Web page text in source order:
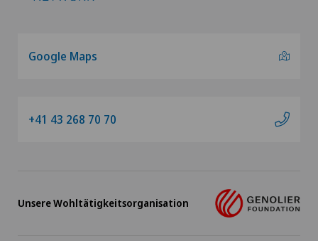
Google Maps
+41 43 268 70 70
Unsere Wohltätigkeitsorganisation